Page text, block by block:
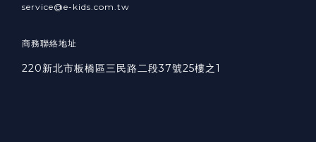
service@e-kids.com.tw
商務聯絡地址
220新北市板橋區三民路二段37號25樓之1